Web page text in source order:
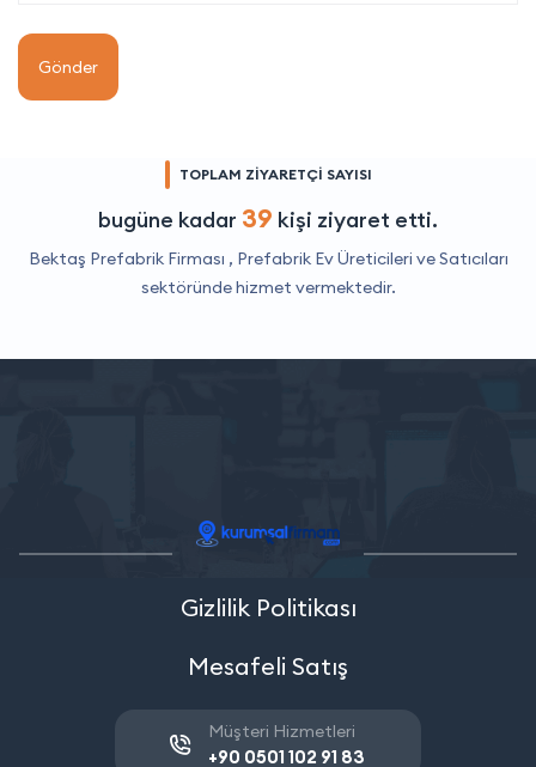
Gönder
TOPLAM ZİYARETÇİ SAYISI
bugüne kadar 39 kişi ziyaret etti.
Bektaş Prefabrik Firması , Prefabrik Ev Üreticileri ve Satıcıları
sektöründe hizmet vermektedir.
Gizlilik Politikası
Mesafeli Satış
Müşteri Hizmetleri
+90 0501 102 91 83